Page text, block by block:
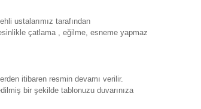
ustalarımız tarafından
çatlama , eğilme, esneme yapmaz
itibaren resmin devamı verilir.
bir şekilde tablonuzu duvarınıza